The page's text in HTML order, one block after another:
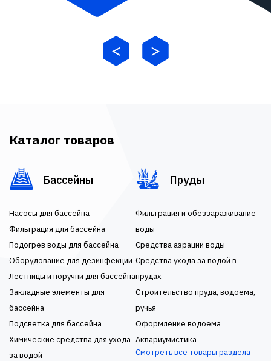
Каталог товаров
Бассейны
Насосы для бассейна
Фильтрация для бассейна
Подогрев воды для бассейна
Оборудование для дезинфекции
Лестницы и поручни для бассейна
Закладные элементы для
бассейна
Подсветка для бассейна
Химические средства для ухода
за водой
Пруды
Фильтрация и обеззараживание
воды
Средства аэрации воды
Средства ухода за водой в
прудах
Строительство пруда, водоема,
ручья
Оформление водоема
Аквариумистика
Смотреть все товары раздела